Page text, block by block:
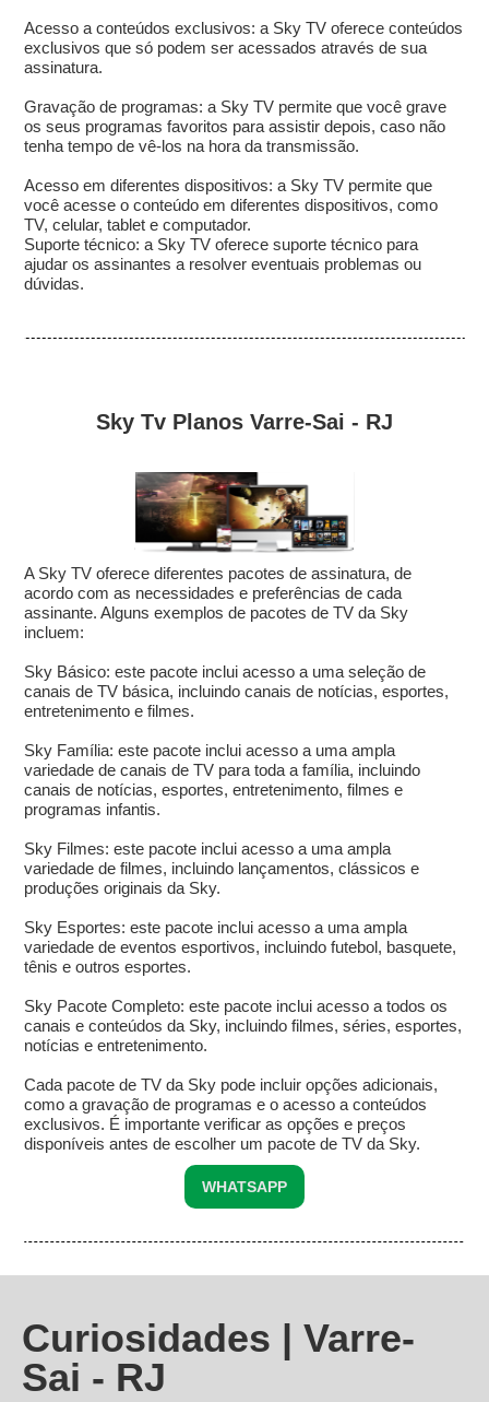
Acesso a conteúdos exclusivos: a Sky TV oferece conteúdos
exclusivos que só podem ser acessados através de sua
assinatura.
Gravação de programas: a Sky TV permite que você grave
os seus programas favoritos para assistir depois, caso não
tenha tempo de vê-los na hora da transmissão.
Acesso em diferentes dispositivos: a Sky TV permite que
você acesse o conteúdo em diferentes dispositivos, como
TV, celular, tablet e computador.
Suporte técnico: a Sky TV oferece suporte técnico para
ajudar os assinantes a resolver eventuais problemas ou
dúvidas.
Sky Tv Planos Varre-Sai - RJ
A Sky TV oferece diferentes pacotes de assinatura, de
acordo com as necessidades e preferências de cada
assinante. Alguns exemplos de pacotes de TV da Sky
incluem:
Sky Básico: este pacote inclui acesso a uma seleção de
canais de TV básica, incluindo canais de notícias, esportes,
entretenimento e filmes.
Sky Família: este pacote inclui acesso a uma ampla
variedade de canais de TV para toda a família, incluindo
canais de notícias, esportes, entretenimento, filmes e
programas infantis.
Sky Filmes: este pacote inclui acesso a uma ampla
variedade de filmes, incluindo lançamentos, clássicos e
produções originais da Sky.
Sky Esportes: este pacote inclui acesso a uma ampla
variedade de eventos esportivos, incluindo futebol, basquete,
tênis e outros esportes.
Sky Pacote Completo: este pacote inclui acesso a todos os
canais e conteúdos da Sky, incluindo filmes, séries, esportes,
notícias e entretenimento.
Cada pacote de TV da Sky pode incluir opções adicionais,
como a gravação de programas e o acesso a conteúdos
exclusivos. É importante verificar as opções e preços
disponíveis antes de escolher um pacote de TV da Sky.
WHATSAPP
Curiosidades | Varre-
Sai - RJ